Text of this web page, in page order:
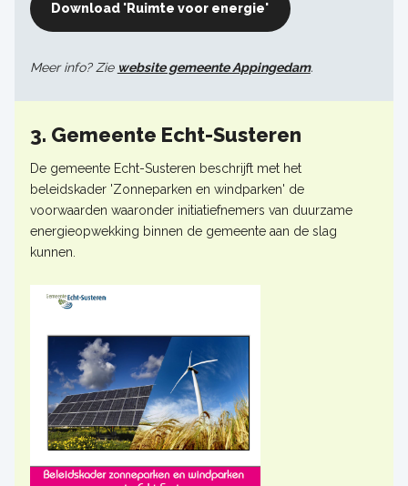
Download 'Ruimte voor energie'
Meer info? Zie website gemeente Appingedam.
3. Gemeente Echt-Susteren
De gemeente Echt-Susteren beschrijft met het
beleidskader 'Zonneparken en windparken' de
voorwaarden waaronder initiatiefnemers van duurzame
energieopwekking binnen de gemeente aan de slag
kunnen.